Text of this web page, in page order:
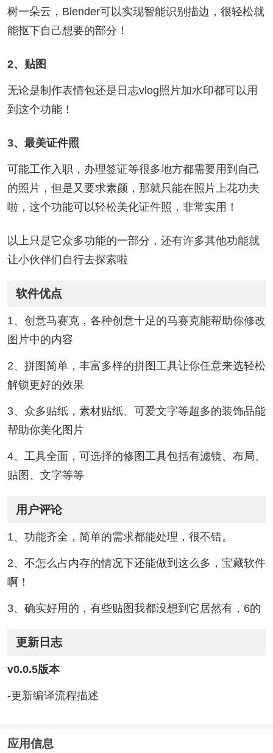
树一朵云，Blender可以实现智能识别描边，很轻松就
能抠下自己想要的部分！
2、贴图
无论是制作表情包还是日志vlog照片加水印都可以用
到这个功能！
3、最美证件照
可能工作入职，办理签证等很多地方都需要用到自己
的照片，但是又要求素颜，那就只能在照片上花功夫
啦，这个功能可以轻松美化证件照，非常实用！
以上只是它众多功能的一部分，还有许多其他功能就
让小伙伴们自行去探索啦
软件优点
1、创意马赛克，各种创意十足的马赛克能帮助你修改
图片中的内容
2、拼图简单，丰富多样的拼图工具让你任意来选轻松
解锁更好的效果
3、众多贴纸，素材贴纸、可爱文字等超多的装饰品能
帮助你美化图片
4、工具全面，可选择的修图工具包括有滤镜、布局、
贴图、文字等等
用户评论
1、功能齐全，简单的需求都能处理，很不错。
2、不怎么占内存的情况下还能做到这么多，宝藏软件
啊！
3、确实好用的，有些贴图我都没想到它居然有，6的
更新日志
v0.0.5版本
-更新编译流程描述
应用信息